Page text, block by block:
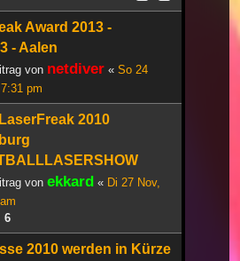
Award 2013 -
- Aalen
von netdiver « So 24
pm
2010
von ekkard « Di 27 Nov,
6
2010 werden in Kürze